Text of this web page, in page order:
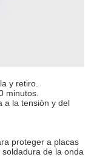
y retiro.
minutos.
a la tensión y del
proteger a placas
de la onda